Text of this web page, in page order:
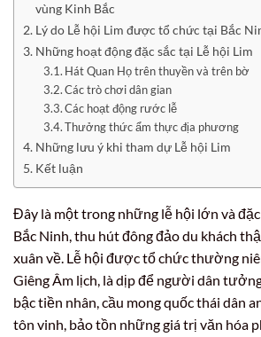
vùng Kinh Bắc
Lý do Lễ hội Lim được tổ chức tại Bắc
Những hoạt động đặc sắc tại Lễ hội Lim
Hát Quan Họ trên thuyền và trên bờ
Các trò chơi dân gian
Các hoạt động rước lễ
Thưởng thức ẩm thực địa phương
Những lưu ý khi tham dự Lễ hội Lim
Kết luận
Đây là một trong những lễ hội lớn và
Bắc Ninh, thu hút đông đảo du khách
xuân về. Lễ hội được tổ chức thường
Giêng Âm lịch, là dịp để người dân
bậc tiền nhân, cầu mong quốc thái dân
tôn vinh, bảo tồn những giá trị văn hóa